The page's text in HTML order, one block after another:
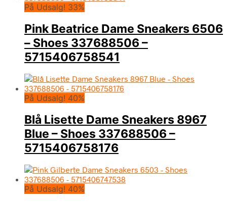
På Udsalg! 33%
Pink Beatrice Dame Sneakers 6506
– Shoes 337688506 –
5715406758541
På Udsalg! 40%
Blå Lisette Dame Sneakers 8967
Blue – Shoes 337688506 –
5715406758176
På Udsalg! 40%